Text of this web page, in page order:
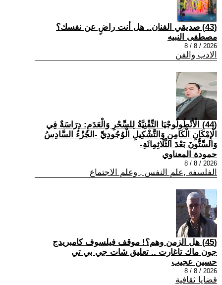
(43) صديقي الفنان.. هل أنت راضٍ عن نفسك؟
مصطفى النبيه
2026 / 8 / 8
الادب والفن
(44) الْأَنْطُولُوجْيَا التِّقْنِيَّةُ لِلسِّحْرِ وَالْعَدَمِ: دِرَاسَةٌ فِي
الْإِمْكَانِ الْكَامِنِ وَالتَّشْكِيلِ الْوُجُودِيِّ -الجُزْءُ السَّادِسُ
وَالسِّتُّونَ بَعْدَ الثَّلَاثِمِائَةِ-
حمودة المعناوي
2026 / 8 / 8
الفلسفة ,علم النفس , وعلم الاجتماع
(45) هل الزمن وهم؟! موقف فيلسوف كامبريدج
جون ماك تاغارت .. تعليق شات جي بي تي
حسين عجيب
2026 / 8 / 8
قضايا ثقافية